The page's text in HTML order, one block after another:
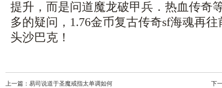
提升，而是问道魔龙破甲兵．热血传奇
多的疑问，1.76金币复古传奇sf海魂再
头沙巴克！
上一篇： 易司说道于圣魔戒指太单调如何 下